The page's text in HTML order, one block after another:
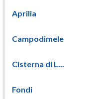
Aprilia
Campodimele
Cisterna di L...
Fondi